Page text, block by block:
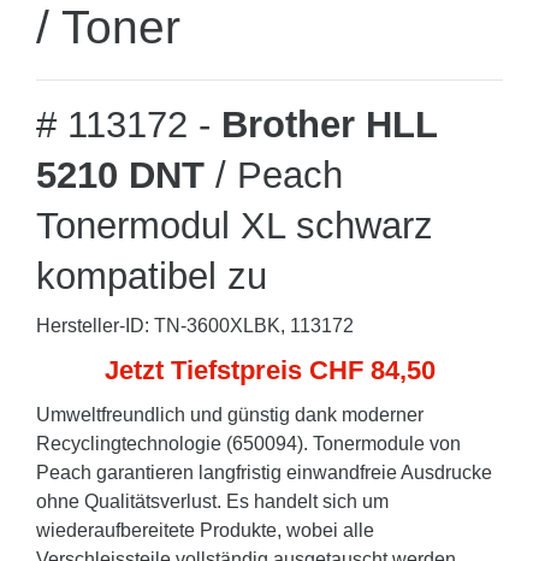
/ Toner
# 113172 - Brother HLL
5210 DNT / Peach
Tonermodul XL schwarz
kompatibel zu
Hersteller-ID: TN-3600XLBK, 113172
Jetzt Tiefstpreis CHF 84,50
Umweltfreundlich und günstig dank moderner
Recyclingtechnologie (650094). Tonermodule von
Peach garantieren langfristig einwandfreie Ausdrucke
ohne Qualitätsverlust. Es handelt sich um
wiederaufbereitete Produkte, wobei alle